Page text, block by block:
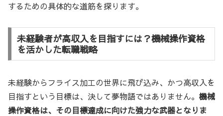
するための具体的な道筋を探ります。
未経験者が高収入を目指すには？機械操作資格
を活かした転職戦略
未経験からフライス加工の世界に飛び込み、かつ高収入を
目指すという目標は、決して夢物語ではありません。 機械
操作資格は、その目標達成に向けた強力な武器となりま